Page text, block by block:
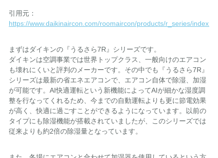
引用元：
https://www.daikinaircon.com/roomaircon/products/r_series/
まずはダイキンの『うるさら7R』シリーズです。
ダイキンは空調事業では世界トップクラス、一般向けのエアコン
も壊れにくいと評判のメーカーです。その中でも『うるさら7R』
シリーズは最新の省エネエアコンで、エアコン自体で除湿、加湿
が可能です。AI快適運転という新機能によってAIが細かな湿度調
整を行なってくれるため、今までの自動運転よりも更に節電効果
が高く、快適に過ごすことができるようになっています。以前の
タイプにも除湿機能が搭載されていましたが、このシリーズでは
従来よりも約2倍の除湿量となっています。